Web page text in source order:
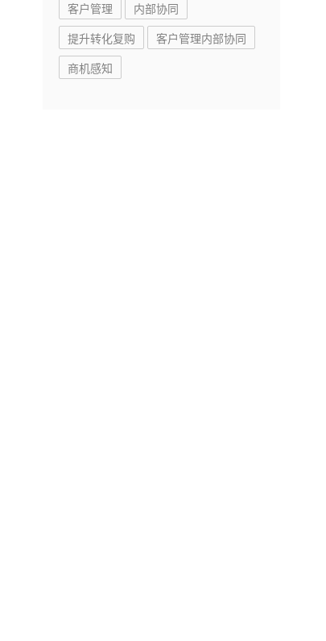
客户管理
内部协同
提升转化复购
客户管理内部协同
商机感知